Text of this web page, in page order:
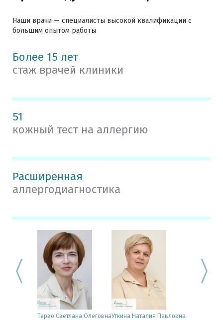
Наши врачи — специалисты высокой квалификации с
большим опытом работы
Более 15 лет
стаж врачей клиники
51
кожный тест на аллергию
Расширенная
аллергодиагностика
Терво Светлана ОлеговнаУткина Наталия Павловна